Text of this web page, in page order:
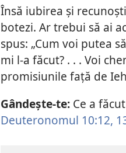
Însă iubirea și
botezi. Ar trebui să ai
spus: „Cum voi putea
mi l-a făcut? . . . Voi
promisiunile față de
Gândește-te: Ce a
Deuteronomul 10:12,